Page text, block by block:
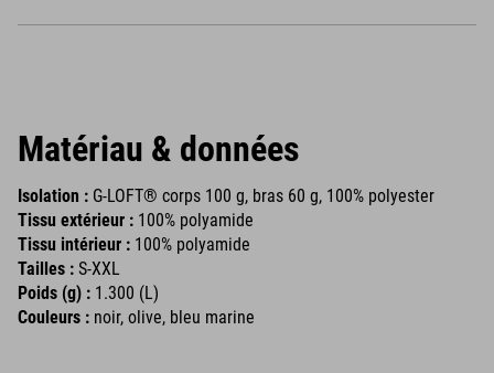
Matériau & données
Isolation : G-LOFT® corps 100 g, bras 60 g, 100% polyester
Tissu extérieur : 100% polyamide
Tissu intérieur : 100% polyamide
Tailles : S-XXL
Poids (g) : 1.300 (L)
Couleurs : noir, olive, bleu marine